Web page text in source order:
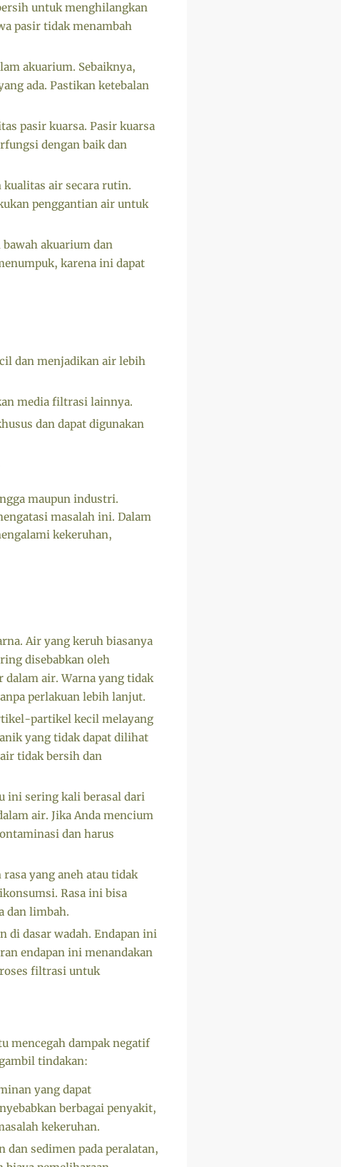
untuk menghilangkan
pasir tidak menambah
akuarium. Sebaiknya,
ada. Pastikan ketebalan
pasir kuarsa. Pasir kuarsa
dengan baik dan
kualitas air secara rutin.
penggantian air untuk
akuarium dan
karena ini dapat
dan menjadikan air lebih
media filtrasi lainnya.
dan dapat digunakan
maupun industri.
masalah ini. Dalam
kekeruhan,
Air yang keruh biasanya
disebabkan oleh
air. Warna yang tidak
perlakuan lebih lanjut.
partikel kecil melayang
yang tidak dapat dilihat
tidak bersih dan
ini sering kali berasal dari
air. Jika Anda mencium
dan harus
yang aneh atau tidak
Rasa ini bisa
dan limbah.
di dasar wadah. Endapan ini
endapan ini menandakan
filtrasi untuk
mencegah dampak negatif
tindakan:
yang dapat
berbagai penyakit,
kekeruhan.
sedimen pada peralatan,